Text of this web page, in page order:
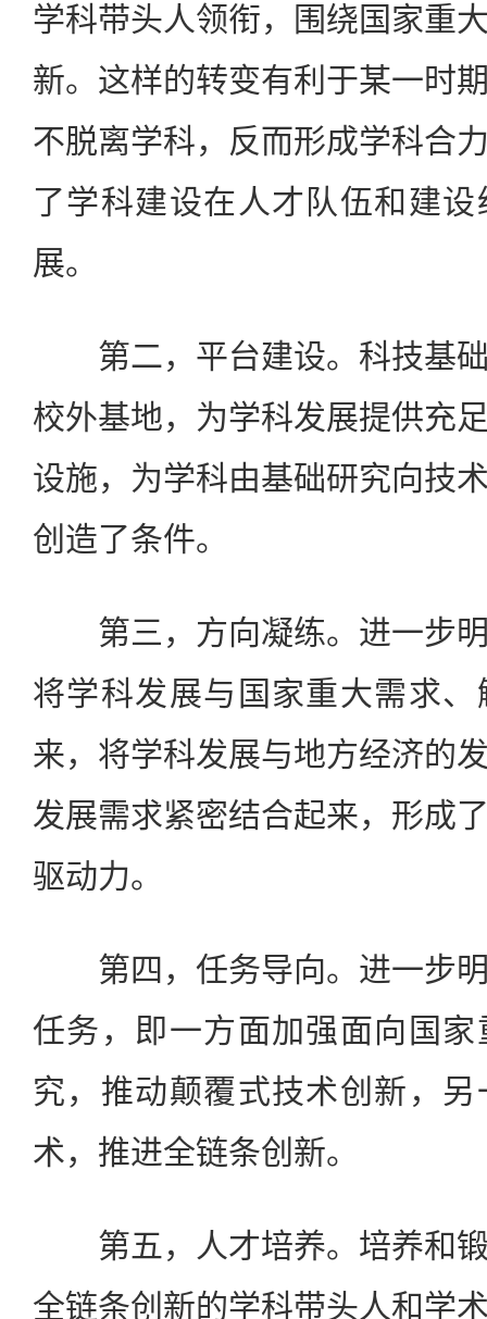
学科带头人领衔，围绕国家重
新。这样的转变有利于某一时
不脱离学科，反而形成学科合
了学科建设在人才队伍和建
展。
第二，平台建设。科技基础
校外基地，为学科发展提供充
设施，为学科由基础研究向技
创造了条件。
第三，方向凝练。进一步明
将学科发展与国家重大需求
来，将学科发展与地方经济的
发展需求紧密结合起来，形成
驱动力。
第四，任务导向。进一步明
任务，即一方面加强面向国
究，推动颠覆式技术创新，
术，推进全链条创新。
第五，人才培养。培养和锻
全链条创新的学科带头人和学